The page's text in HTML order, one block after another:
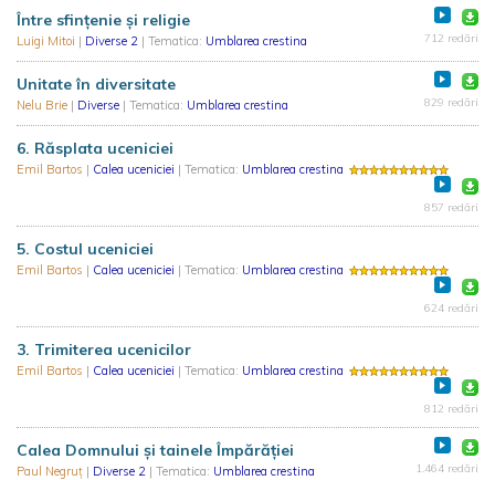
Între sfințenie și religie
Luigi Mitoi | Diverse 2 | Tematica: Umblarea crestina 712 redări
Unitate în diversitate
Nelu Brie | Diverse | Tematica: Umblarea crestina 829 redări
6. Răsplata uceniciei
Emil Bartos | Calea uceniciei | Tematica: Umblarea crestina
857 redări
5. Costul uceniciei
Emil Bartos | Calea uceniciei | Tematica: Umblarea crestina
624 redări
3. Trimiterea ucenicilor
Emil Bartos | Calea uceniciei | Tematica: Umblarea crestina
812 redări
Calea Domnului şi tainele Împărăției
Paul Negruț | Diverse 2 | Tematica: Umblarea crestina 1.464 redări